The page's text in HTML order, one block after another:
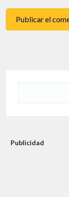
Publicidad